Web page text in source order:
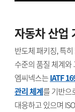
자동차 산업
반도체 패키징, 특
수준의 품질 체계와
엠씨넥스는IATF
관리 체계를 기반으
대응하고 있으며